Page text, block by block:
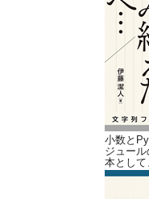
小数と
ジュー
本として